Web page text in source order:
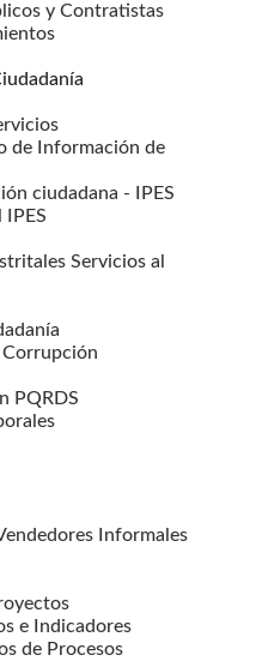
y Contratistas
de Información de
ciudadana - IPES
IPES
Servicios al
Corrupción
PQRDS
Informales
e Indicadores
de Procesos